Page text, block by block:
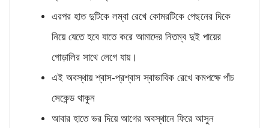
এরপর হাত দুটিকে লম্বা রেখে কোমরটিকে পেছনের দিকে
নিয়ে যেতে হবে যাতে করে আমাদের নিতম্ব দুই পায়ের
গোড়ালির সাথে লেগে যায়।
এই অবস্থায় শ্বাস-প্রশ্বাস স্বাভাবিক রেখে কমপক্ষে পাঁচ
সেকেন্ড থাকুন
আবার হাতে ভর দিয়ে আগের অবস্থানে ফিরে আসুন